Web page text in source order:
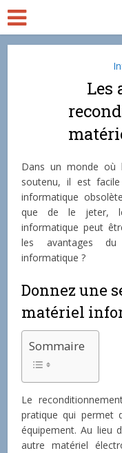
Les
Dans un monde où
soutenu, il est
informatique
que de le jeter, le
informatique peut
les avantages du
informatique ?
Donnez une
matériel
Sommaire
Le
pratique qui permet
équipement. Au lieu
autre matériel